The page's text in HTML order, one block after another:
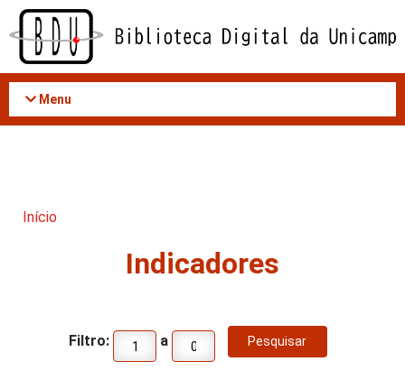
Acessar
conteúdo
Menu
Início
Indicadores
Filtro: a